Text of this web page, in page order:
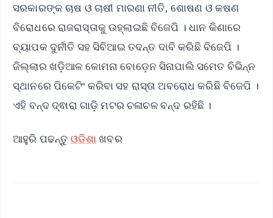
ସରକାରଙ୍କ ଚାଷ ଓ ଚାଷୀ ମାରଣା ନୀତି, ଶୋଷଣ ଓ କଷଣ
ବିରୋଧରେ ରାଜରାସ୍ତାକୁ ଉହ୍ଲାଇଛି ବିଜେପି । ଧାନ କିଣାରେ
ବ୍ୟାପକ ଦୁର୍ନୀତି ସହ ସିବିଆଇ ତଦନ୍ତ ଦାବି କରିଛି ବିଜେପି ।
ଜିଲ୍ଲାର ଖଡ଼ିଆଳ କୋମନା ବୋଡ଼େନ ସିନାପାଲି ସମେତ ବିଭିନ୍ନ
ସ୍ଥାନରେ ପିକେଟିଂ କରିବା ସହ ରାସ୍ତା ଅବରୋଧ କରିଛି ବିଜେପି ।
ଏହି ବନ୍ଦ ଦ୍ଵାରା ଗାଡ଼ି ମଟର ଚଳାଚଳ ବନ୍ଦ ରହିଛି ।
ଆହୁରି ପଢନ୍ତୁ ଓଡିଶା ଖବର